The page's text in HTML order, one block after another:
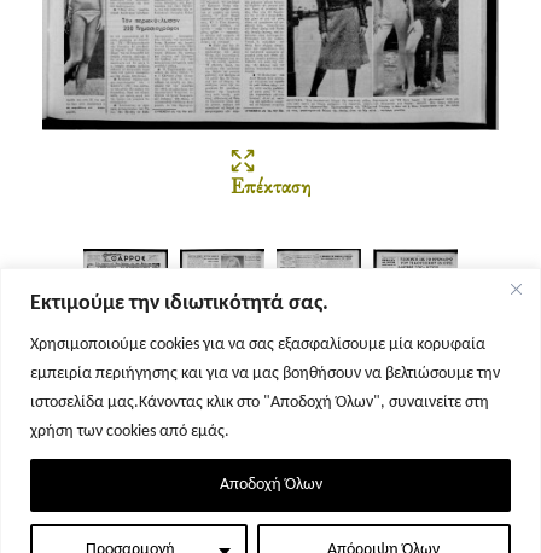
Εκτιμούμε την ιδιωτικότητά σας.
Χρησιμοποιούμε cookies για να σας εξασφαλίσουμε μία κορυφαία
εμπειρία περιήγησης και για να μας βοηθήσουν να βελτιώσουμε την
ιστοσελίδα μας.Κάνοντας κλικ στο "Αποδοχή Όλων", συναινείτε στη
χρήση των cookies από εμάς.
Προσαρμογή Απόρριψη Όλων
Αποδοχή Όλων
Επέκταση
Σελίδα 1 Σελίδα 2 Σελίδα 3 Σελίδα 4